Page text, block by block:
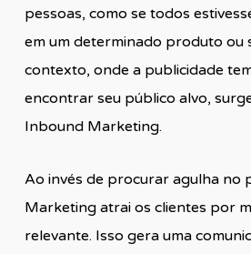
pessoas, como se todos
em um determinado produto ou
contexto, onde a publicidade
encontrar seu público alvo,
Inbound Marketing.
Ao invés de procurar agulha no
Marketing atrai os clientes por
relevante. Isso gera uma